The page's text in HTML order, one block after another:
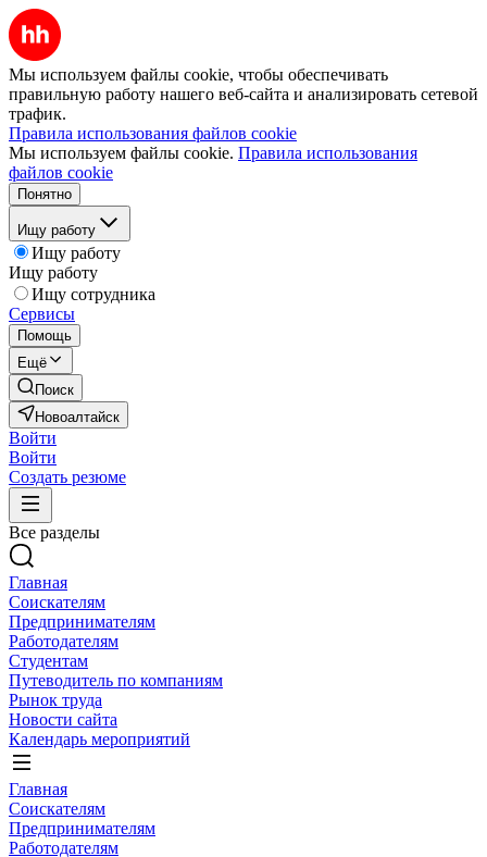
Мы используем файлы cookie, чтобы обеспечивать
правильную работу нашего веб-сайта и анализировать сетевой
трафик.
Правила использования файлов cookie
Мы используем файлы cookie. Правила использования
файлов cookie
Понятно
Ищу работу
Ищу работу
Ищу работу
Ищу сотрудника
Сервисы
Помощь
Ещё
Поиск
Новоалтайск
Войти
Войти
Создать резюме
Все разделы
Главная
Соискателям
Предпринимателям
Работодателям
Студентам
Путеводитель по компаниям
Рынок труда
Новости сайта
Календарь мероприятий
Главная
Соискателям
Предпринимателям
Работодателям